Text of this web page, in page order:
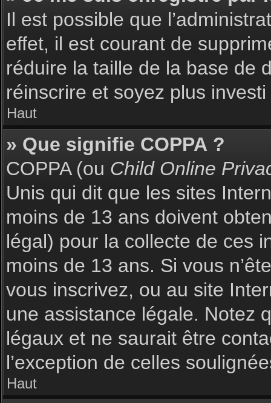
Il est possible que
effet, il est courant de
réduire la taille de la base de
réinscrire et soyez plus
Haut
» Que signifie COPPA ?
COPPA (ou Child Online
Unis qui dit que les sites
moins de 13 ans doivent
légal) pour la collecte de ces
moins de 13 ans. Si vous
vous inscrivez, ou au site
une assistance légale. Notez
légaux et ne saurait être
l’exception de celles
Haut